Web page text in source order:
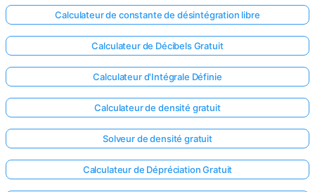
Calculateur de constante de désintégration libre
Calculateur de Décibels Gratuit
Calculateur d'Intégrale Définie
Calculateur de densité gratuit
Solveur de densité gratuit
Calculateur de Dépréciation Gratuit